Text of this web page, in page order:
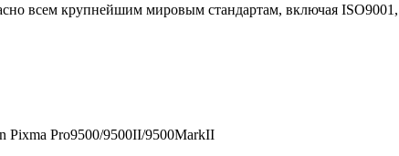
всем крупнейшим мировым стандартам, включая
Pixma Pro9500/9500II/9500MarkII